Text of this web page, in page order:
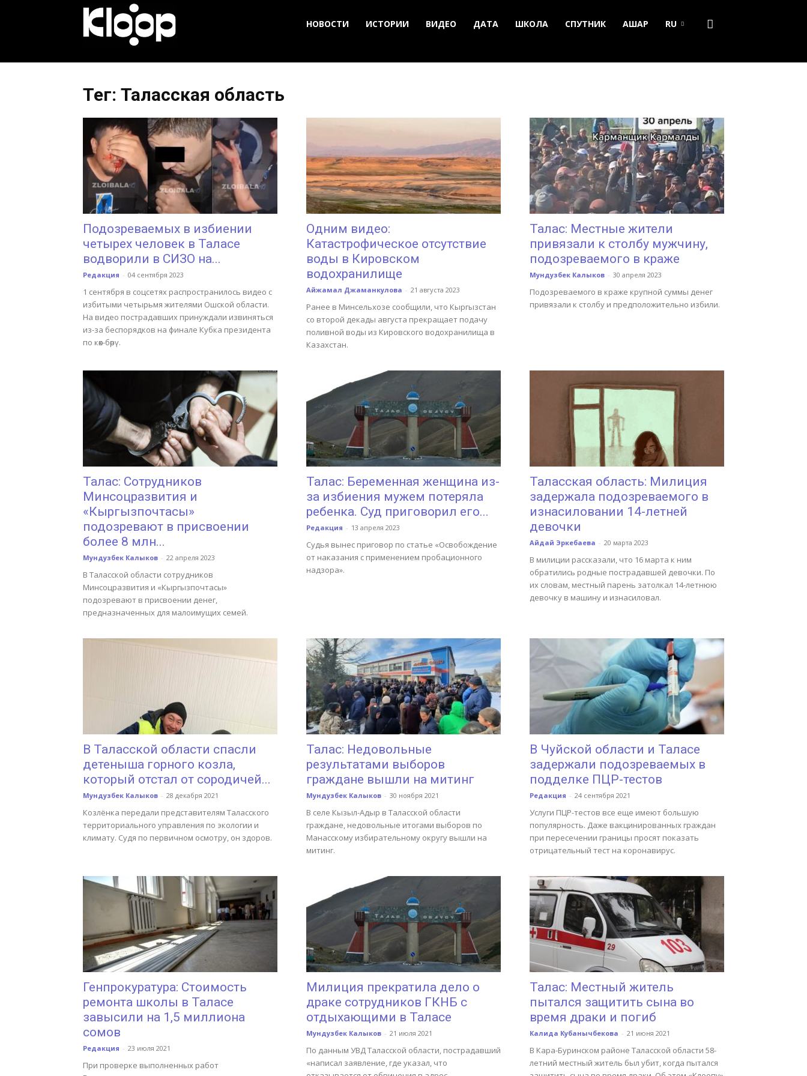
Новости
Кыргызстана
НОВОСТИ ИСТОРИИ ВИДЕО ДАТА ШКОЛА СПУТНИК АШАР RU
Тег: Таласская область
Подозреваемых в избиении
четырех человек в Таласе
водворили в СИЗО на...
Редакция - 04 сентября 2023
1 сентября в соцсетях распространилось видео с
избитыми четырьмя жителями Ошской области.
На видео пострадавших принуждали извиняться
из-за беспорядков на финале Кубка президента
по көк-бөрү.
Одним видео:
Катастрофическое отсутствие
воды в Кировском
водохранилище
Айжамал Джаманкулова - 21 августа 2023
Ранее в Минсельхозе сообщили, что Кыргызстан
со второй декады августа прекращает подачу
поливной воды из Кировского водохранилища в
Казахстан.
Талас: Местные жители
привязали к столбу мужчину,
подозреваемого в краже
Мундузбек Калыков - 30 апреля 2023
Подозреваемого в краже крупной суммы денег
привязали к столбу и предположительно избили.
Талас: Сотрудников
Минсоцразвития и
«Кыргызпочтасы»
подозревают в присвоении
более 8 млн...
Мундузбек Калыков - 22 апреля 2023
В Таласской области сотрудников
Минсоцразвития и «Кыргызпочтасы»
подозревают в присвоении денег,
предназначенных для малоимущих семей.
Талас: Беременная женщина из-
за избиения мужем потеряла
ребенка. Суд приговорил его...
Редакция - 13 апреля 2023
Судья вынес приговор по статье «Освобождение
от наказания с применением пробационного
надзора».
Таласская область: Милиция
задержала подозреваемого в
изнасиловании 14-летней
девочки
Айдай Эркебаева - 20 марта 2023
В милиции рассказали, что 16 марта к ним
обратились родные пострадавшей девочки. По
их словам, местный парень затолкал 14-летнюю
девочку в машину и изнасиловал.
В Таласской области спасли
детеныша горного козла,
который отстал от сородичей...
Мундузбек Калыков - 28 декабря 2021
Козлёнка передали представителям Таласского
территориального управления по экологии и
климату. Судя по первичном осмотру, он здоров.
Талас: Недовольные
результатами выборов
граждане вышли на митинг
Мундузбек Калыков - 30 ноября 2021
В селе Кызыл-Адыр в Таласской области
граждане, недовольные итогами выборов по
Манасскому избирательному округу вышли на
митинг.
В Чуйской области и Таласе
задержали подозреваемых в
подделке ПЦР-тестов
Редакция - 24 сентября 2021
Услуги ПЦР-тестов все еще имеют большую
популярность. Даже вакцинированных граждан
при пересечении границы просят показать
отрицательный тест на коронавирус.
Генпрокуратура: Стоимость
ремонта школы в Таласе
завысили на 1,5 миллиона
сомов
Редакция - 23 июля 2021
При проверке выполненных работ
Милиция прекратила дело о
драке сотрудников ГКНБ с
отдыхающими в Таласе
Мундузбек Калыков - 21 июля 2021
По данным УВД Таласской области, пострадавший
«написал заявление, где указал, что
Талас: Местный житель
пытался защитить сына во
время драки и погиб
Калида Кубанычбекова - 21 июня 2021
В Кара-Буринском районе Таласской области 58-
летний местный житель был убит, когда пытался